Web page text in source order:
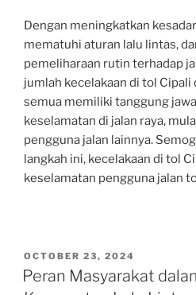
Dengan meningkatkan
mematuhi aturan lalu lintas,
pemeliharaan rutin terhadap
jumlah kecelakaan di tol
semua memiliki tanggung
keselamatan di jalan raya,
pengguna jalan lainnya.
langkah ini, kecelakaan di tol
keselamatan pengguna jalan
POSTED
ON
OCTOBER 23, 2024
Peran Masyarakat